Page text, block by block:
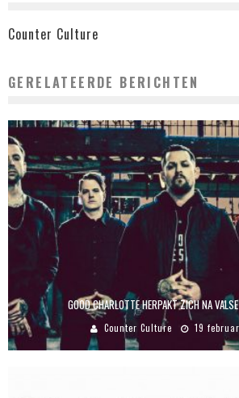
Counter Culture
GERELATEERDE BERICHTEN
GOOD CHARLOTTE HERPAKT ZICH NA
Counter Culture 19